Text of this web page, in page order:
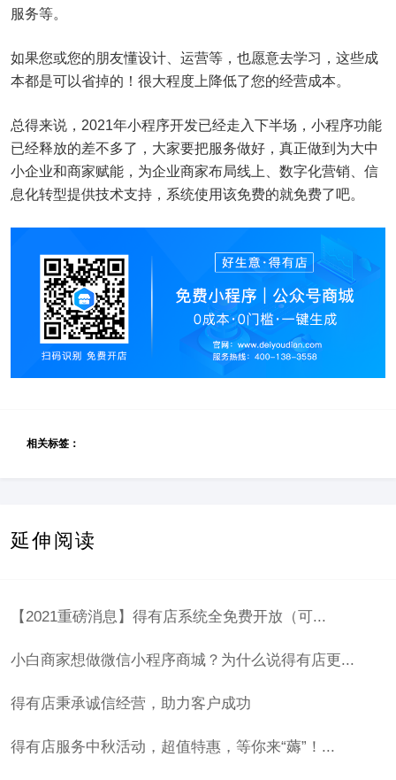
服务等。
如果您或您的朋友懂设计、运营等，也愿意去学习，这些成
本都是可以省掉的！很大程度上降低了您的经营成本。
总得来说，2021年小程序开发已经走入下半场，小程序功能
已经释放的差不多了，大家要把服务做好，真正做到为大中
小企业和商家赋能，为企业商家布局线上、数字化营销、信
息化转型提供技术支持，系统使用该免费的就免费了吧。
相关标签：
延伸阅读
【2021重磅消息】得有店系统全免费开放（可...
小白商家想做微信小程序商城？为什么说得有店更...
得有店秉承诚信经营，助力客户成功
得有店服务中秋活动，超值特惠，等你来“薅”！...